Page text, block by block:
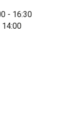
- 16:30
14:00